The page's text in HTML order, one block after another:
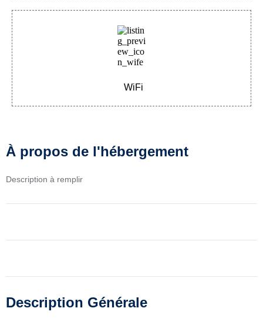
WiFi
À propos de l'hébergement
Description à remplir
Description Générale